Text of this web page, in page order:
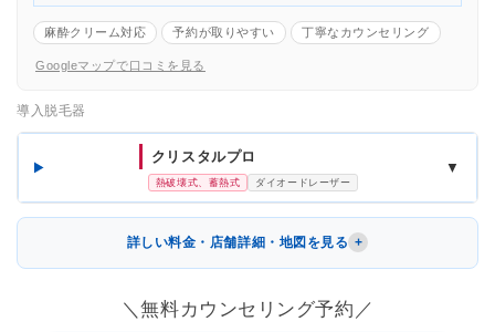
麻酔クリーム対応 予約が取りやすい 丁寧なカウンセリング
Googleマップで口コミを見る
導入脱毛器
クリスタルプロ
熱破壊式、蓄熱式 ダイオードレーザー
▼
詳しい料金・店舗詳細・地図を見る
＼無料カウンセリング予約／